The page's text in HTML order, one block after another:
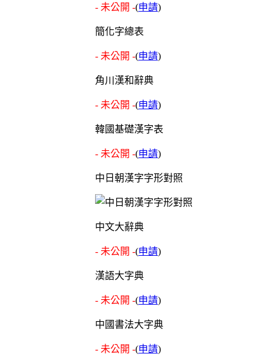
- 未公開 -(申請)
簡化字總表
- 未公開 -(申請)
角川漢和辭典
- 未公開 -(申請)
韓國基礎漢字表
- 未公開 -(申請)
中日朝漢字字形對照
中文大辭典
- 未公開 -(申請)
漢語大字典
- 未公開 -(申請)
中國書法大字典
- 未公開 -(申請)